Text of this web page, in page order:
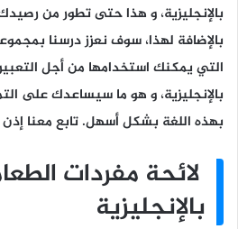
بالإنجليزية، و هذا حتى تطور من
بالإضافة لهذا، سوف نعزز درسنا
التي يمكنك استخدامها من أجل
بالإنجليزية، و هو ما سيساعدك على
بهذه اللغة بشكل أسهل. تابع معنا
لائحة مفردات
بالإنجليزية